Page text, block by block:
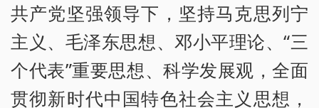
共产党坚强领导下，坚持马克思列宁
主义、毛泽东思想、邓小平理论、“三
个代表”重要思想、科学发展观，全面
贯彻新时代中国特色社会主义思想，